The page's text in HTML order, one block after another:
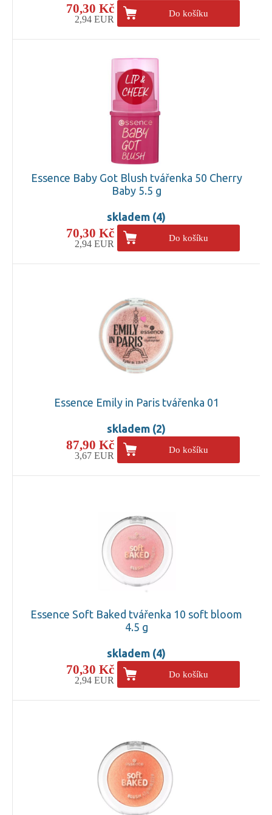
70,30 Kč
2,94 EUR
Do košíku
Essence Baby Got Blush tvářenka 50 Cherry
Baby 5.5 g
skladem (4)
70,30 Kč
2,94 EUR
Do košíku
Essence Emily in Paris tvářenka 01
skladem (2)
87,90 Kč
3,67 EUR
Do košíku
Essence Soft Baked tvářenka 10 soft bloom
4.5 g
skladem (4)
70,30 Kč
2,94 EUR
Do košíku